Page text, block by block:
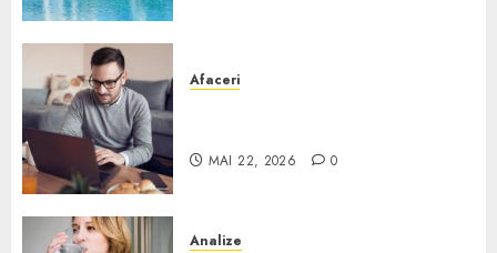
Afaceri
MAI 22, 2026 0
Analize